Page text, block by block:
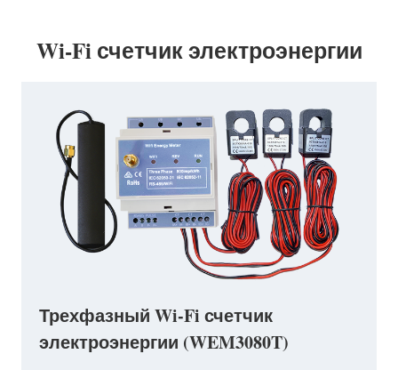
Wi-Fi счетчик электроэнергии
Трехфазный Wi-Fi счетчик
электроэнергии (WEM3080T)